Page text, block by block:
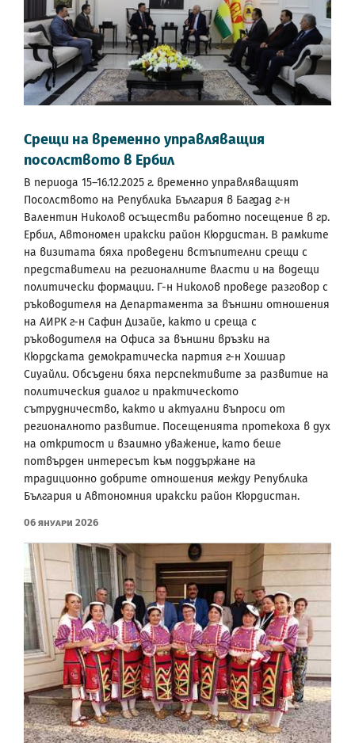
Срещи на временно управляващия
посолството в Ербил
В периода 15–16.12.2025 г. временно управляващият
Посолството на Република България в Багдад г-н
Валентин Николов осъществи работно посещение в гр.
Ербил, Автономен иракски район Кюрдистан. В рамките
на визитата бяха проведени встъпителни срещи с
представители на регионалните власти и на водещи
политически формации. Г-н Николов проведе разговор с
ръководителя на Департамента за външни отношения
на АИРК г-н Сафин Дизайе, както и среща с
ръководителя на Офиса за външни връзки на
Кюрдската демократическа партия г-н Хошиар
Сиуайли. Обсъдени бяха перспективите за развитие на
политическия диалог и практическото
сътрудничество, както и актуални въпроси от
регионалното развитие. Посещенията протекоха в дух
на откритост и взаимно уважение, като беше
потвърден интересът към поддържане на
традиционно добрите отношения между Република
България и Автономния иракски район Кюрдистан.
06 Януари 2026